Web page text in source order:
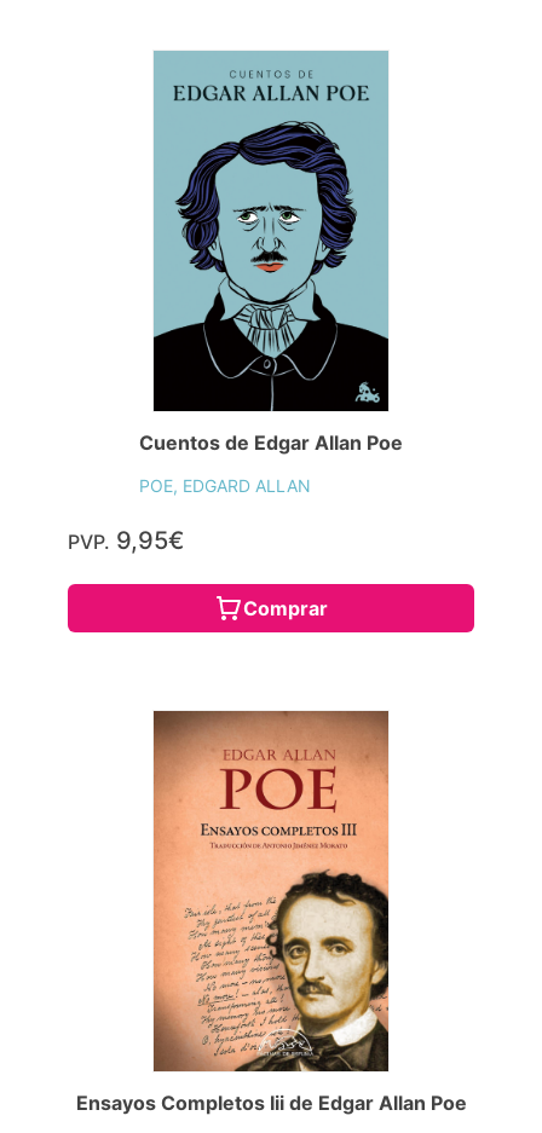
Cuentos de Edgar Allan Poe
POE, EDGARD ALLAN
PVP. 9,95€
Comprar
Ensayos Completos Iii de Edgar Allan Poe